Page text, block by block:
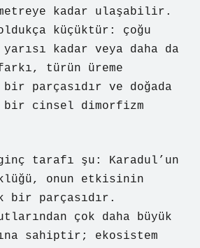
kadar ulaşabilir.
küçüktür: çoğu
kadar veya daha da
türün üreme
parçasıdır ve doğada
bir cinsel dimorfizm
tarafı şu: Karadul’un
onun etkisinin
bir parçasıdır.
çok daha büyük
sahiptir; ekosistem